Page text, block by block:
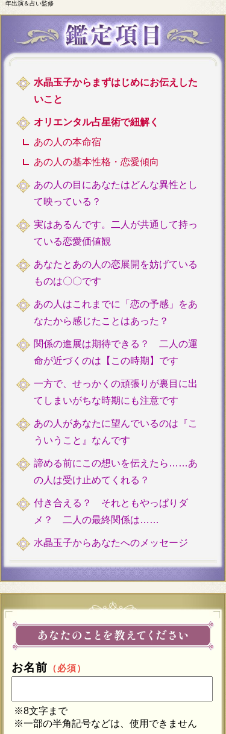
年出演＆占い監修
水晶玉子からまずはじめにお伝えした
いこと
オリエンタル占星術で紐解く
あの人の本命宿
あの人の基本性格・恋愛傾向
あの人の目にあなたはどんな異性とし
て映っている？
実はあるんです。二人が共通して持っ
ている恋愛価値観
あなたとあの人の恋展開を妨げている
ものは〇〇です
あの人はこれまでに「恋の予感」をあ
なたから感じたことはあった？
関係の進展は期待できる？ 二人の運
命が近づくのは【この時期】です
一方で、せっかくの頑張りが裏目に出
てしまいがちな時期にも注意です
あの人があなたに望んでいるのは『こ
ういうこと』なんです
諦める前にこの想いを伝えたら……あ
の人は受け止めてくれる？
付き合える？ それともやっぱりダ
メ？ 二人の最終関係は……
水晶玉子からあなたへのメッセージ
お名前 （必須）
※8文字まで
※一部の半角記号などは、使用できません